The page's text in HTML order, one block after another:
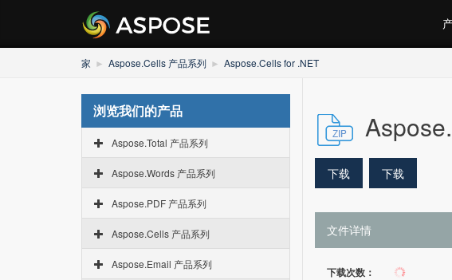
家 Aspose.Cells 产品系列 Aspose.Cells for .NET
浏览我们的产品
Aspose.Total 产品系列
Aspose.Words 产品系列
Aspose.PDF 产品系列
Aspose.Cells 产品系列
Aspose.Email 产品系列
下载 下载
文件详情
下载次数： 185